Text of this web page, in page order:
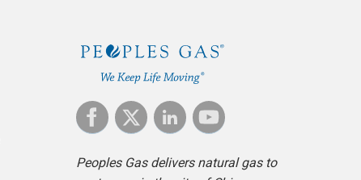
Peoples Gas delivers natural gas to